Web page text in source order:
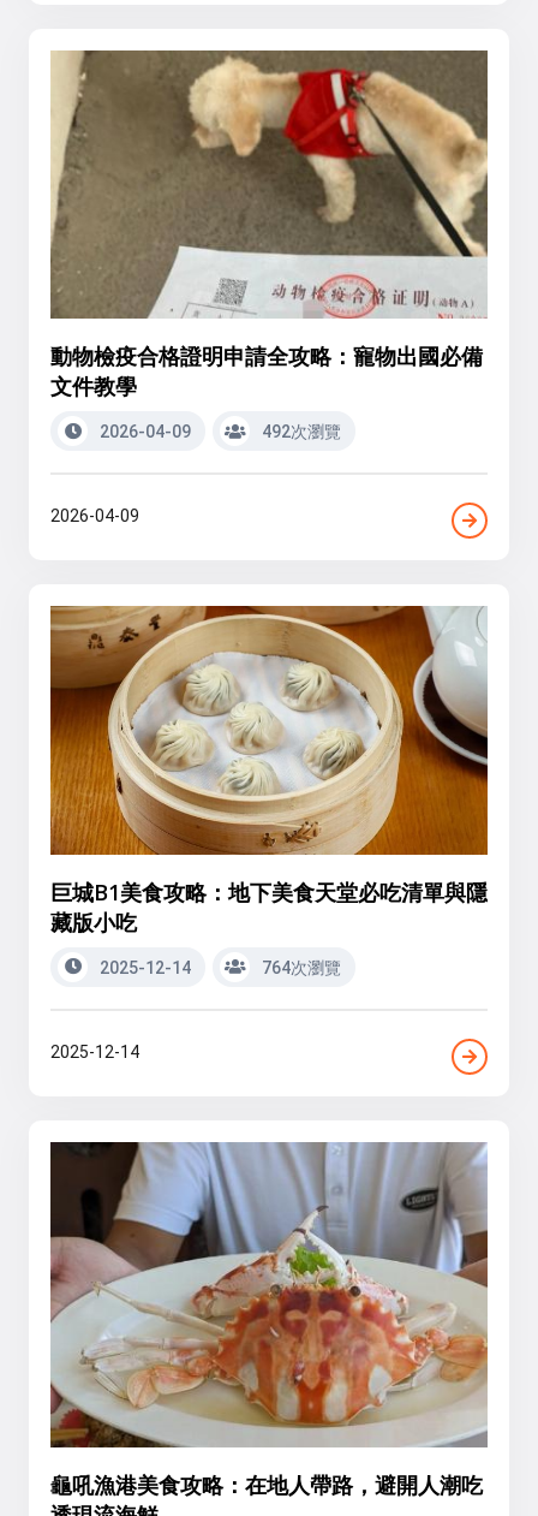
動物檢疫合格證明申請全攻略：寵物出國必備
文件教學
2026-04-09 492次瀏覽
2026-04-09
巨城B1美食攻略：地下美食天堂必吃清單與隱
藏版小吃
2025-12-14 764次瀏覽
2025-12-14
龜吼漁港美食攻略：在地人帶路，避開人潮吃